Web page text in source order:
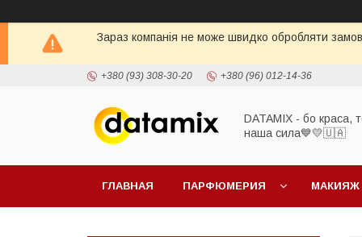
Зараз компанія не може швидко обробляти
+380 (93) 308-30-20 +380 (96) 012-14-36
DATAMIX - бо краcа,
наша сила​💙💛🇺🇦​
ГЛАВНАЯ ПАРФЮМЕРИЯ МАКИЯЖ